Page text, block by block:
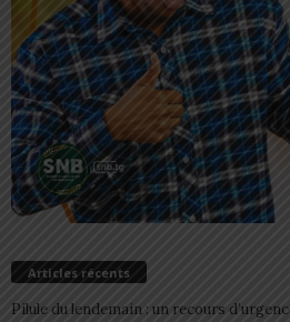
Articles récents
Pilule du lendemain : un recours